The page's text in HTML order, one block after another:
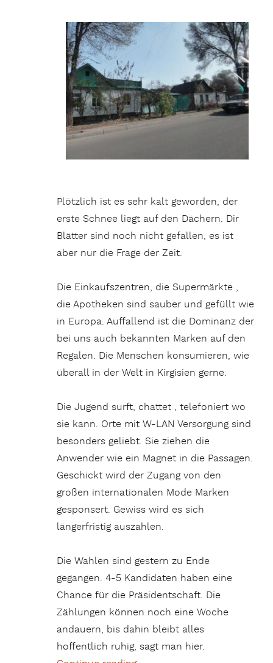
Plötzlich ist es sehr kalt geworden, der
erste Schnee liegt auf den Dächern. Dir
Blätter sind noch nicht gefallen, es ist
aber nur die Frage der Zeit.
Die Einkaufszentren, die Supermärkte ,
die Apotheken sind sauber und gefüllt wie
in Europa. Auffallend ist die Dominanz der
bei uns auch bekannten Marken auf den
Regalen. Die Menschen konsumieren, wie
überall in der Welt in Kirgisien gerne.
Die Jugend surft, chattet , telefoniert wo
sie kann. Orte mit W-LAN Versorgung sind
besonders geliebt. Sie ziehen die
Anwender wie ein Magnet in die Passagen.
Geschickt wird der Zugang von den
großen internationalen Mode Marken
gesponsert. Gewiss wird es sich
längerfristig auszahlen.
Die Wahlen sind gestern zu Ende
gegangen. 4-5 Kandidaten haben eine
Chance für die Präsidentschaft. Die
Zählungen können noch eine Woche
andauern, bis dahin bleibt alles
hoffentlich ruhig, sagt man hier.